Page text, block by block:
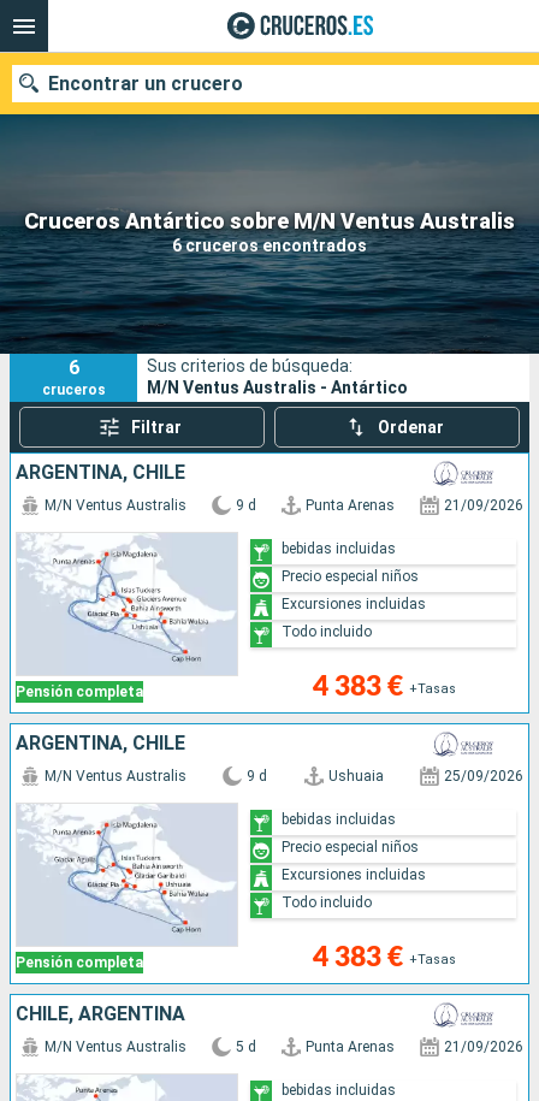
Cruceros Antártico sobre M/N Ventus Australis
6 cruceros encontrados
Encontrar un crucero
Nuestros destinos
Fecha de salida
Puertos Compañías
Buscar
6
cruceros
Sus criterios de búsqueda:
M/N Ventus Australis - Antártico
Filtrar Ordenar
ARGENTINA, CHILE
Pensión completa
M/N Ventus Australis 9 d Punta Arenas 21/09/2026
4 383 € +Tasas
bebidas incluidas
Precio especial niños
Excursiones incluidas
Todo incluido
ARGENTINA, CHILE
Pensión completa
M/N Ventus Australis 9 d Ushuaia 25/09/2026
4 383 € +Tasas
bebidas incluidas
Precio especial niños
Excursiones incluidas
Todo incluido
CHILE, ARGENTINA
M/N Ventus Australis 5 d Punta Arenas 21/09/2026
bebidas incluidas